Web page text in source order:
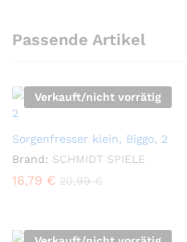
Passende Artikel
Verkauft/nicht vorrätig
Sorgenfresser klein, Biggo, 2
Brand: SCHMIDT SPIELE
16,79 € 20,99€